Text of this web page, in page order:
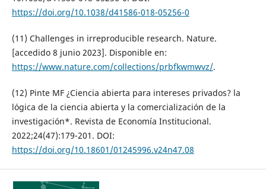
https://doi.org/10.1038/d41586-018-05256-0
(11) Challenges in irreproducible research. Nature.
[accedido 8 junio 2023]. Disponible en:
https://www.nature.com/collections/prbfkwmwvz/.
(12) Pinte MF ¿Ciencia abierta para intereses privados? la
lógica de la ciencia abierta y la comercialización de la
investigación*. Revista de Economía Institucional.
2022;24(47):179-201. DOI:
https://doi.org/10.18601/01245996.v24n47.08